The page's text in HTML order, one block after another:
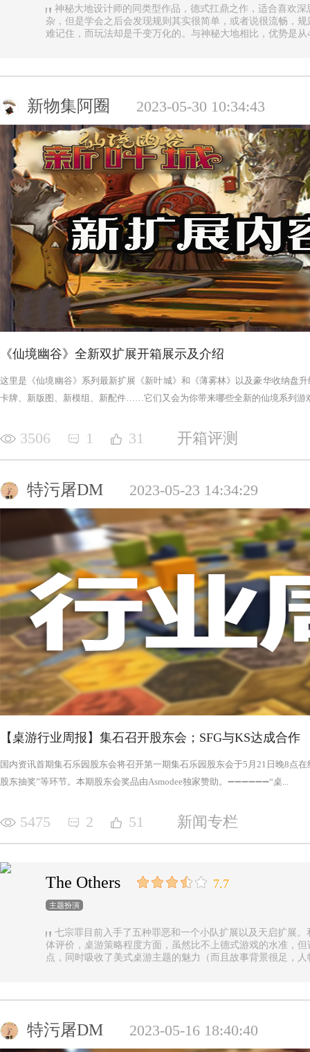
神秘大地设计师的同类型作品，德式扛鼎之作，适合喜欢
杂，但是学会之后会发现规则其实很简单，或者说很流畅，
难记住，而玩法却是千变万化的。与神秘大地相比，优势是
新物集阿圈 2023-05-30 10:34:43
《仙境幽谷》全新双扩展开箱展示及介绍
这里是《仙境幽谷》系列最新扩展《新叶城》和《薄雾林》以及豪华收纳盘
卡牌、新版图、新模组、新配件……它们又会为你带来哪些全新的仙境系列游
3506 1 31 开箱评测
特污屠DM 2023-05-23 14:34:29
【桌游行业周报】集石召开股东会；SFG与KS达成合作
国内资讯首期集石乐园股东会将召开第一期集石乐园股东会于5月21日晚8点
股东抽奖”等环节。本期股东会奖品由Asmodee独家赞助。➖➖➖➖➖➖“桌...
5475 2 51 新闻专栏
The Others 7.7
主题扮演
七宗罪目前入手了五种罪恶和一个小队扩展以及天启扩展
体评价，桌游策略程度方面，虽然比不上德式游戏的水准，
点，同时吸收了美式桌游主题的魅力（而且故事背景很足，
事推进，化身降临，如若不慎，充满力量的化身必将索去英
罪恶中最有气势的，很不错，而作为拓展中的天启和天启四
特污屠DM 2023-05-16 18:40:40